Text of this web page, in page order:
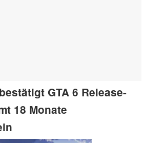
GTA 6 Release-
18 Monate